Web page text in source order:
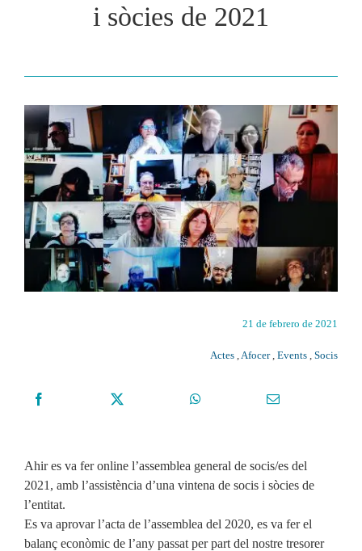
i sòcies de 2021
21 de febrero de 2021
Actes Afocer,Events ,Socis
Ahir es va fer online l’assemblea general de socis/es del
2021, amb l’assistència d’una vintena de socis i sòcies de
l’entitat.
Es va aprovar l’acta de l’assemblea del 2020, es va fer el
balanç econòmic de l’any passat per part del nostre tresorer